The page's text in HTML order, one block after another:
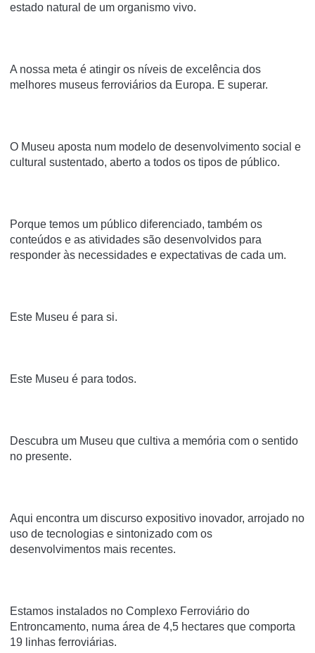
estado natural de um organismo vivo.
A nossa meta é atingir os níveis de excelência dos
melhores museus ferroviários da Europa. E superar.
O Museu aposta num modelo de desenvolvimento social e
cultural sustentado, aberto a todos os tipos de público.
Porque temos um público diferenciado, também os
conteúdos e as atividades são desenvolvidos para
responder às necessidades e expectativas de cada um.
Este Museu é para si.
Este Museu é para todos.
Descubra um Museu que cultiva a memória com o sentido
no presente.
Aqui encontra um discurso expositivo inovador, arrojado no
uso de tecnologias e sintonizado com os
desenvolvimentos mais recentes.
Estamos instalados no Complexo Ferroviário do
Entroncamento, numa área de 4,5 hectares que comporta
19 linhas ferroviárias.